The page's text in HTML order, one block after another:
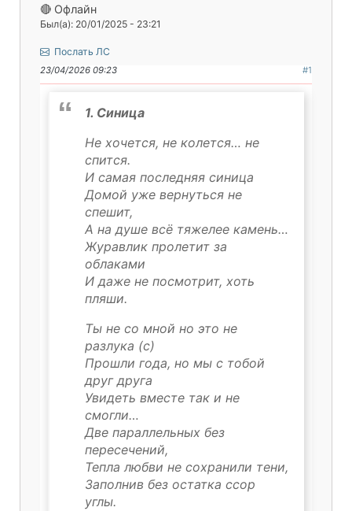
🔴 Офлайн
Был(а): 20/01/2025 - 23:21
Послать ЛС
23/04/2026 09:23 #1
1. Синица
Не хочется, не колется… не
спится.
И самая последняя синица
Домой уже вернуться не
спешит,
А на душе всё тяжелее камень…
Журавлик пролетит за
облаками
И даже не посмотрит, хоть
пляши.
Ты не со мной но это не
разлука (с)
Прошли года, но мы с тобой
друг друга
Увидеть вместе так и не
смогли…
Две параллельных без
пересечений,
Тепла любви не сохранили тени,
Заполнив без остатка ссор
углы.